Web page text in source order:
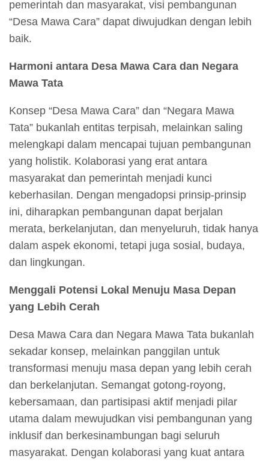
pemerintah dan masyarakat, visi pembangunan
“Desa Mawa Cara” dapat diwujudkan dengan lebih
baik.
Harmoni antara Desa Mawa Cara dan Negara
Mawa Tata
Konsep “Desa Mawa Cara” dan “Negara Mawa
Tata” bukanlah entitas terpisah, melainkan saling
melengkapi dalam mencapai tujuan pembangunan
yang holistik. Kolaborasi yang erat antara
masyarakat dan pemerintah menjadi kunci
keberhasilan. Dengan mengadopsi prinsip-prinsip
ini, diharapkan pembangunan dapat berjalan
merata, berkelanjutan, dan menyeluruh, tidak hanya
dalam aspek ekonomi, tetapi juga sosial, budaya,
dan lingkungan.
Menggali Potensi Lokal Menuju Masa Depan
yang Lebih Cerah
Desa Mawa Cara dan Negara Mawa Tata bukanlah
sekadar konsep, melainkan panggilan untuk
transformasi menuju masa depan yang lebih cerah
dan berkelanjutan. Semangat gotong-royong,
kebersamaan, dan partisipasi aktif menjadi pilar
utama dalam mewujudkan visi pembangunan yang
inklusif dan berkesinambungan bagi seluruh
masyarakat. Dengan kolaborasi yang kuat antara